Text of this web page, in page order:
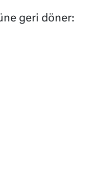
geri döner: